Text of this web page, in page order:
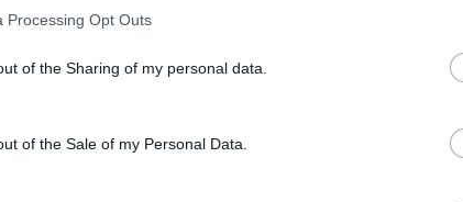
Processing Opt Outs
of the Sharing of my personal data.
of the Sale of my Personal Data.